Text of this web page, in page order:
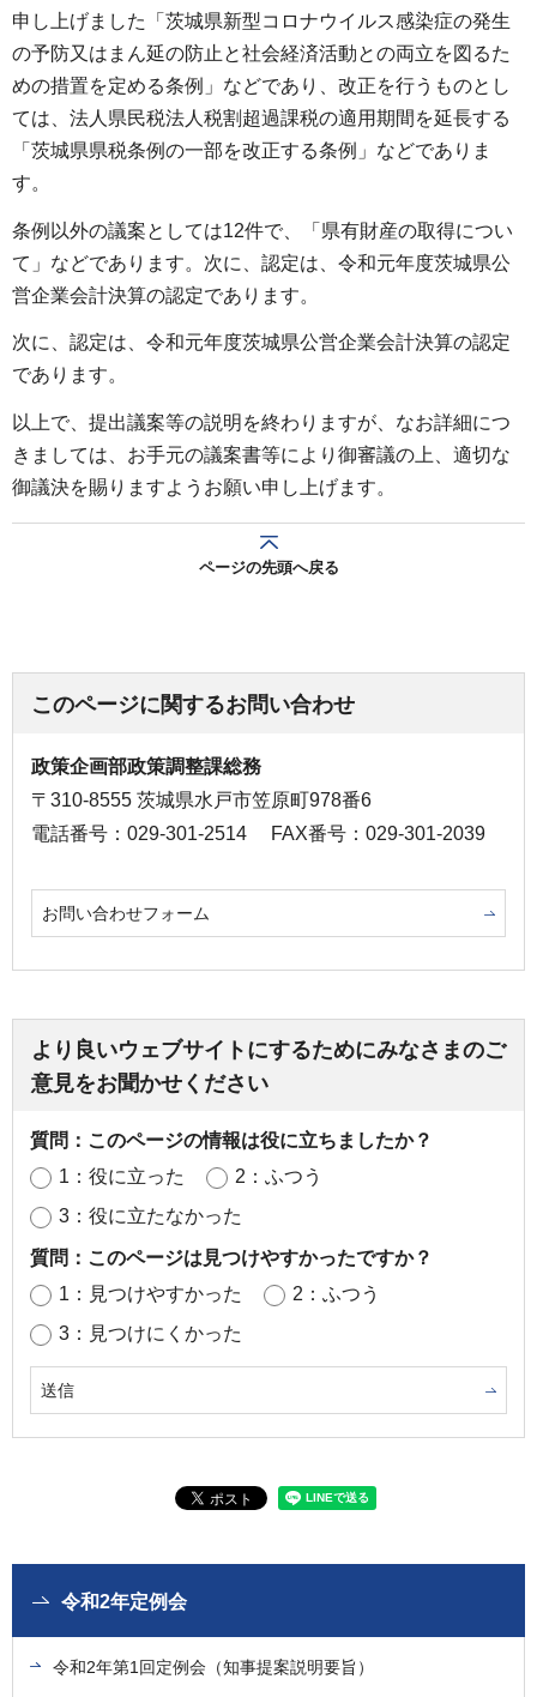
申し上げました「茨城県新型コロナウイルス感染症の発生
の予防又はまん延の防止と社会経済活動との両立を図るた
めの措置を定める条例」などであり、改正を行うものとし
ては、法人県民税法人税割超過課税の適用期間を延長する
「茨城県県税条例の一部を改正する条例」などでありま
す。
条例以外の議案としては12件で、「県有財産の取得につい
て」などであります。次に、認定は、令和元年度茨城県公
営企業会計決算の認定であります。
次に、認定は、令和元年度茨城県公営企業会計決算の認定
であります。
以上で、提出議案等の説明を終わりますが、なお詳細につ
きましては、お手元の議案書等により御審議の上、適切な
御議決を賜りますようお願い申し上げます。
ページの先頭へ戻る
このページに関するお問い合わせ
政策企画部政策調整課総務
〒310-8555 茨城県水戸市笠原町978番6
電話番号：029-301-2514
FAX番号：029-301-2039
お問い合わせフォーム
より良いウェブサイトにするためにみなさまのご
意見をお聞かせください
質問：このページの情報は役に立ちましたか？
1：役に立った
2：ふつう
3：役に立たなかった
質問：このページは見つけやすかったですか？
1：見つけやすかった
2：ふつう
3：見つけにくかった
令和2年定例会
令和2年第1回定例会（知事提案説明要旨）